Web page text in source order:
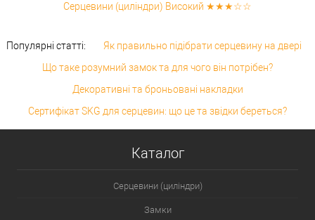
Серцевини (циліндри) Високий ★★★☆☆
Популярні статті:
Як правильно підібрати серцевину на двері
Що таке розумний замок та для чого він потрібен?
Декоративні та броньовані накладки
Сертифікат SKG для серцевин: що це та звідки береться?
Каталог
Серцевини (циліндри)
Замки